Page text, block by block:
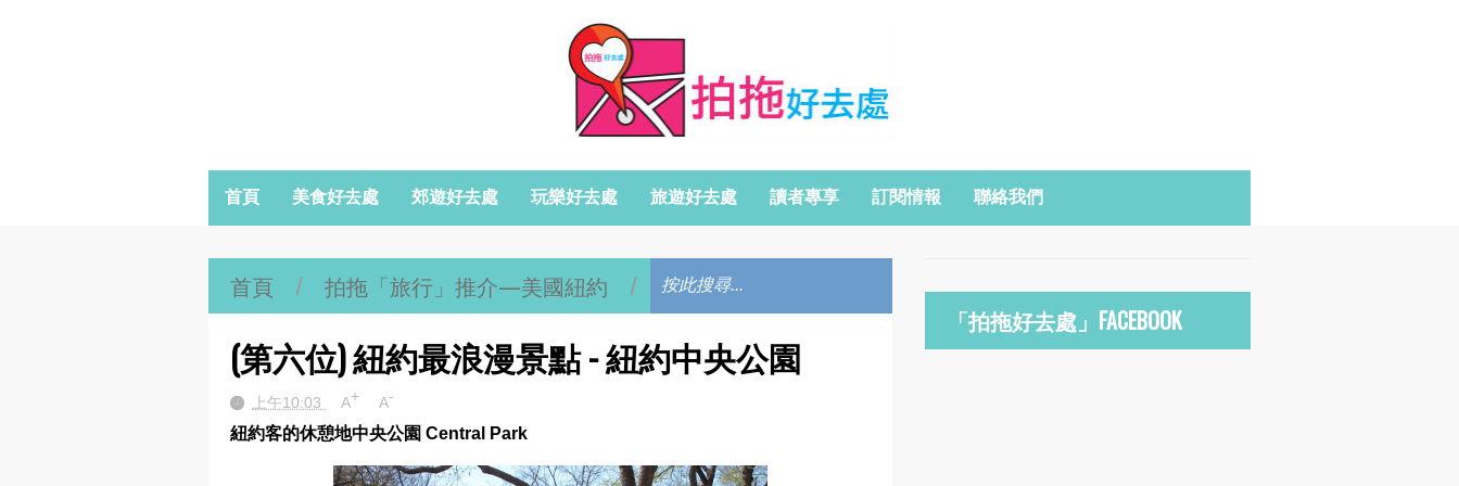
首頁 美食好去處 郊遊好去處 玩樂好去處 旅遊好去處 讀者專享 訂閱情報 聯絡我們
首頁 / 拍拖「旅行」推介—美國紐約 /
(第六位) 紐約最浪漫景點 - 紐約中央公園
上午10:03 A+ A-
紐約客的休憩地中央公園 Central Park
「拍拖好去處」FACEBOOK